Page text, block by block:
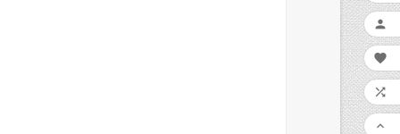



